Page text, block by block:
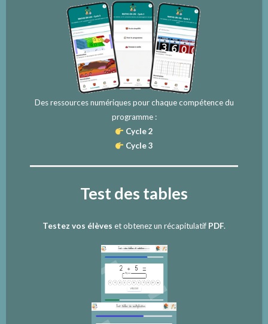
Des ressources numériques pour chaque compétence du
programme :
Cycle 2
Cycle 3
Test des tables
Testez vos élèves et obtenez un récapitulatif PDF.